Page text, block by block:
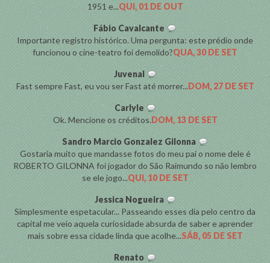
1951 e...QUI, 01 DE OUT
Fábio Cavalcante
Importante registro histórico. Uma pergunta: este prédio onde
funcionou o cine-teatro foi demolido?QUA, 30 DE SET
Juvenal
Fast sempre Fast, eu vou ser Fast até morrer...DOM, 27 DE SET
Carlyle
Ok. Mencione os créditos.DOM, 13 DE SET
Sandro Marcio Gonzalez Gilonna
Gostaria muito que mandasse fotos do meu pai o nome dele é
ROBERTO GILONNA foi jogador do São Raimundo so não lembro
se ele jogo...QUI, 10 DE SET
Jessica Nogueira
Simplesmente espetacular... Passeando esses dia pelo centro da
capital me veio aquela curiosidade absurda de saber e aprender
mais sobre essa cidade linda que acolhe...SÁB, 05 DE SET
Renato